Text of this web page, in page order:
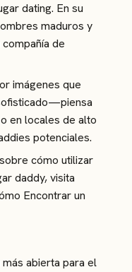
dating. En su
maduros y
de
imágenes que
en locales de alto
potenciales​.
cómo utilizar
daddy, visita
Encontrar un
abierta para el